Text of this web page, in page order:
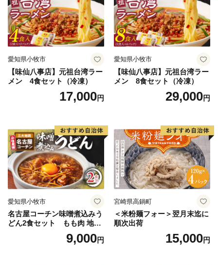
愛知県小牧市
【味仙八事店】元祖台湾ラー
メン 4食セット（冷凍）
17,000円
愛知県小牧市
【味仙八事店】元祖台湾ラー
メン 8食セット（冷凍）
29,000円
愛知県小牧市
名古屋コーチン味噌煮込みう
どん2食セット もも肉 地鶏
9,000円
宮崎県高鍋町
＜米粉麺フォー＞翌月末迄に
順次出荷
15,000円